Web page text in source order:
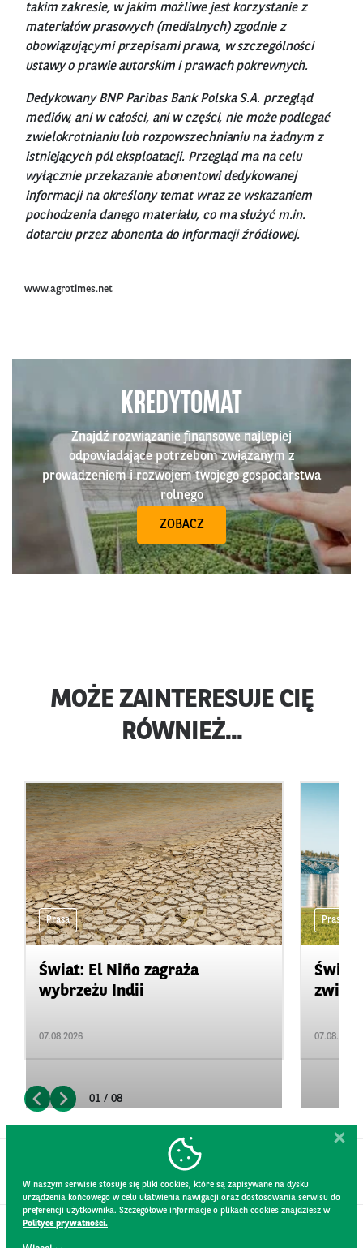
takim zakresie, w jakim możliwe jest korzystanie z
materiałów prasowych (medialnych) zgodnie z
obowiązującymi przepisami prawa, w szczególności
ustawy o prawie autorskim i prawach pokrewnych.
Dedykowany BNP Paribas Bank Polska S.A. przegląd
mediów, ani w całości, ani w części, nie może podlegać
zwielokrotnianiu lub rozpowszechnianiu na żadnym z
istniejących pól eksploatacji. Przegląd ma na celu
wyłącznie przekazanie abonentowi dedykowanej
informacji na określony temat wraz ze wskazaniem
pochodzenia danego materiału, co ma służyć m.in.
dotarciu przez abonenta do informacji źródłowej.
www.agrotimes.net
KREDYTOMAT
Znajdź rozwiązanie finansowe najlepiej
odpowiadające potrzebom związanym z
prowadzeniem i rozwojem twojego gospodarstwa
rolnego
ZOBACZ
MOŻE ZAINTERESUJE CIĘ
RÓWNIEŻ...
Prasa
Świat: El Niño zagraża
wybrzeżu Indii
07.08.2026
Prasa
07.08.2026
01 / 08
W naszym serwisie stosuje się pliki cookies, które są zapisywane na dysku
urządzenia końcowego w celu ułatwienia nawigacji oraz dostosowania serwisu do
preferencji użytkownika. Szczegółowe informacje o plikach cookies znajdziesz w
Polityce prywatności.
KONTAKT